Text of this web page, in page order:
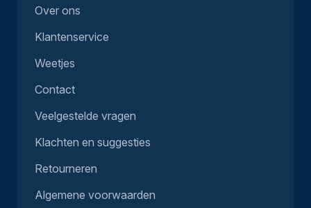
Over ons
Klantenservice
Weetjes
Contact
Veelgestelde vragen
Klachten en suggesties
Retourneren
Algemene voorwaarden